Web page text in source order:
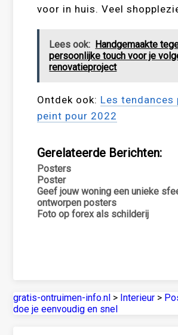
voor in huis. Veel
Lees ook: Handgemaakte
persoonlijke touch voor je
renovatieproject
Ontdek ook: Les tendances
peint pour 2022
Gerelateerde Berichten:
Posters
Poster
Geef jouw woning een unieke
ontworpen posters
Foto op forex als schilderij
gratis-ontruimen-info.nl > Interieur >
doe je eenvoudig en snel